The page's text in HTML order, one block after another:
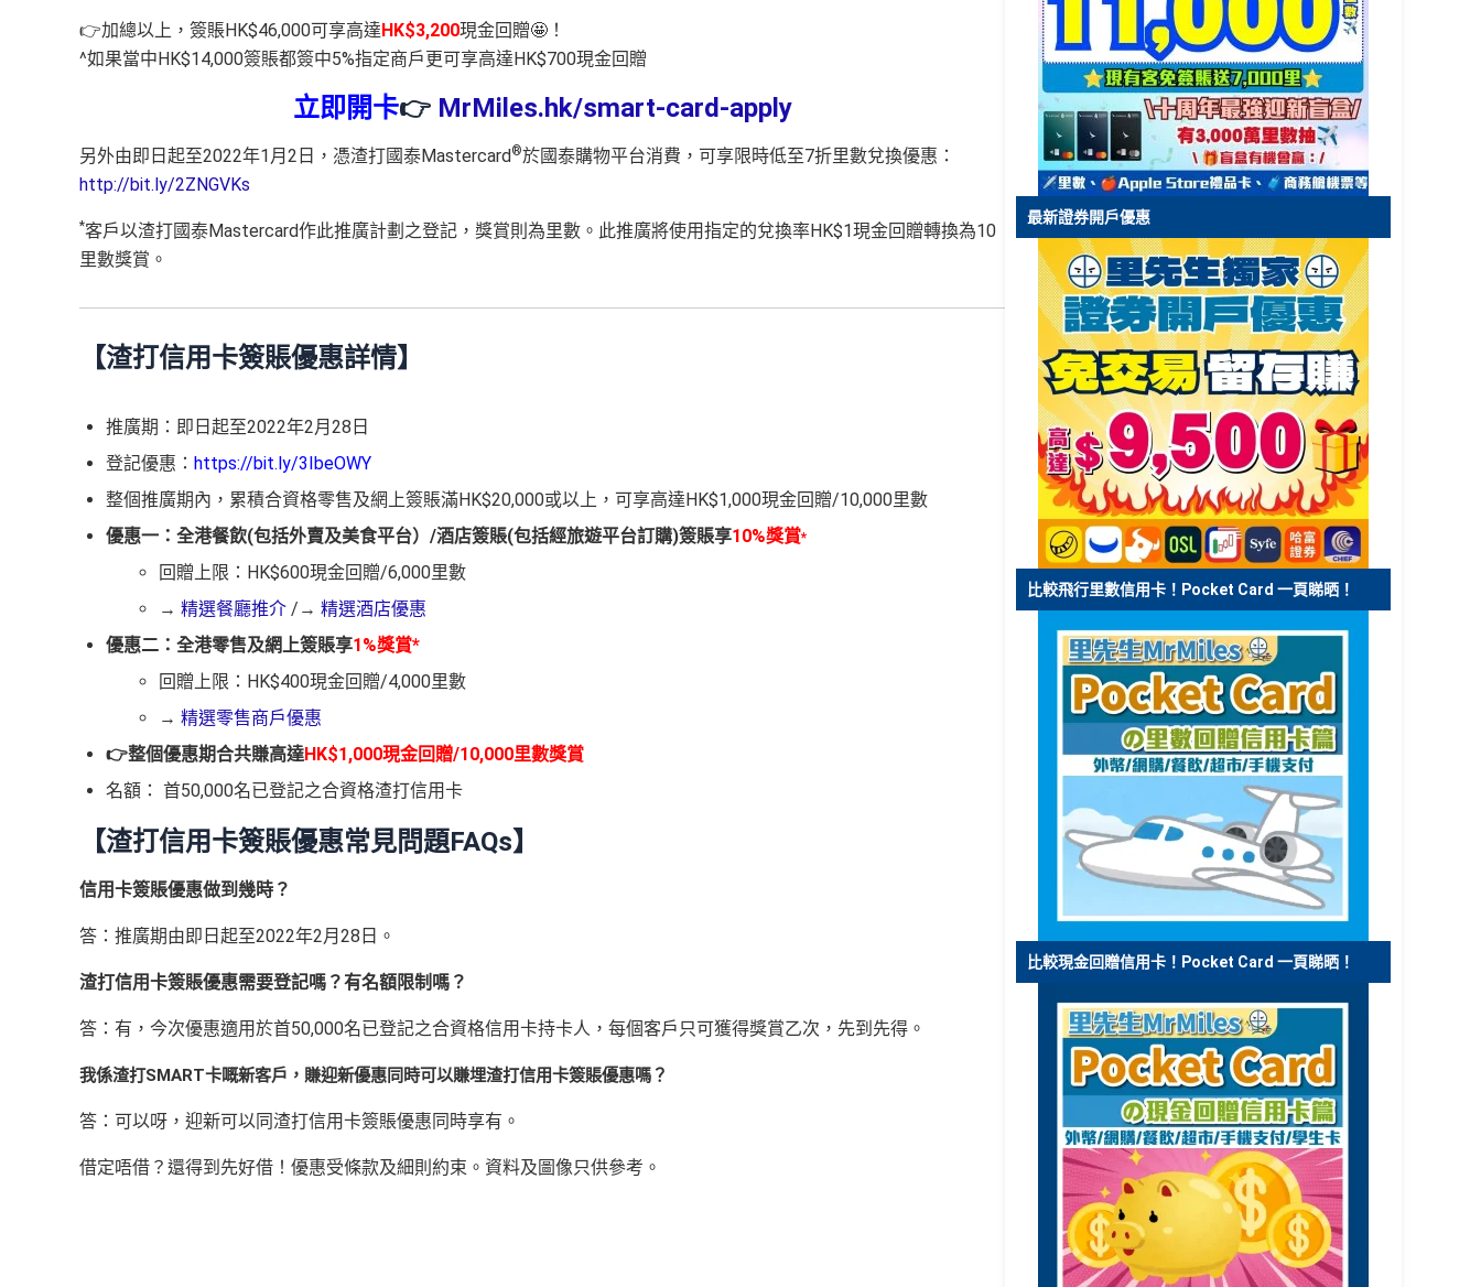
👉加總以上，簽賬HK$46,000可享高達HK$3,200現金回贈🤩！
^如果當中HK$14,000簽賬都簽中5%指定商戶更可享高達HK$700現金回贈
立即開卡👉MrMiles.hk/smart-card-apply
另外由即日起至2022年1月2日，憑渣打國泰Mastercard®於國泰購物平台消費，可享限時低至7折里數兌換優惠：
http://bit.ly/2ZNGVKs
*客戶以渣打國泰Mastercard作此推廣計劃之登記，獎賞則為里數。此推廣將使用指定的兌換率HK$1現金回贈轉換為10
里數獎賞。
【渣打信用卡簽賬優惠詳情】
推廣期：即日起至2022年2月28日
登記優惠： https://bit.ly/3IbeOWY
整個推廣期內，累積合資格零售及網上簽賬滿HK$20,000或以上，可享高達HK$1,000現金回贈/10,000里數
優惠一：全港餐飲(包括外賣及美食平台）/酒店簽賬(包括經旅遊平台訂購)簽賬享10%獎賞*
回贈上限：HK$600現金回贈/6,000里數
→ 精選餐廳推介 /→ 精選酒店優惠
優惠二：全港零售及網上簽賬享1%獎賞*
回贈上限：HK$400現金回贈/4,000里數
→ 精選零售商戶優惠
👉整個優惠期合共賺高達HK$1,000現金回贈/10,000里數獎賞
名額： 首50,000名已登記之合資格渣打信用卡
【渣打信用卡簽賬優惠常見問題FAQs】
信用卡簽賬優惠做到幾時？
答：推廣期由即日起至2022年2月28日。
渣打信用卡簽賬優惠需要登記嗎？有名額限制嗎？
答：有，今次優惠適用於首50,000名已登記之合資格信用卡持卡人，每個客戶只可獲得獎賞乙次，先到先得。
我係渣打SMART卡嘅新客戶，賺迎新優惠同時可以賺埋渣打信用卡簽賬優惠嗎？
答：可以呀，迎新可以同渣打信用卡簽賬優惠同時享有。
借定唔借？還得到先好借！優惠受條款及細則約束。資料及圖像只供參考。
最新證券開戶優惠
比較飛行里數信用卡！Pocket Card 一頁睇晒！
比較現金回贈信用卡！Pocket Card 一頁睇晒！